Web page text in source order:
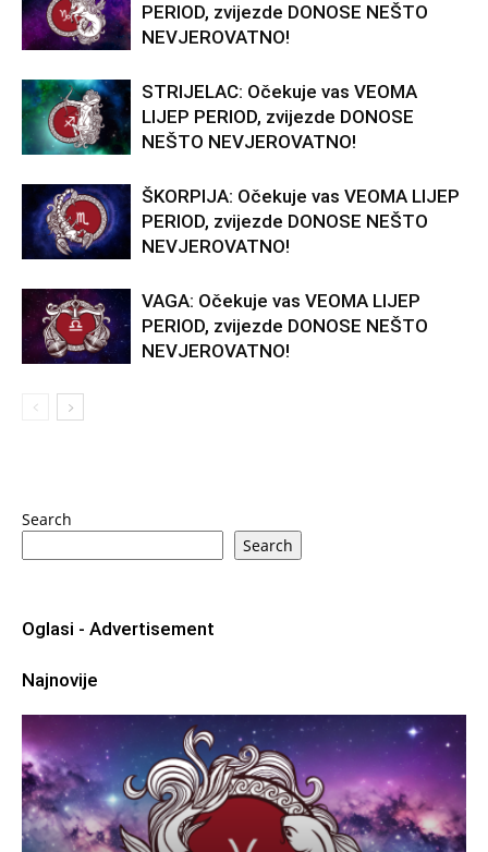
PERIOD, zvijezde DONOSE NEŠTO
NEVJEROVATNO!
STRIJELAC: Očekuje vas VEOMA
LIJEP PERIOD, zvijezde DONOSE
NEŠTO NEVJEROVATNO!
ŠKORPIJA: Očekuje vas VEOMA LIJEP
PERIOD, zvijezde DONOSE NEŠTO
NEVJEROVATNO!
VAGA: Očekuje vas VEOMA LIJEP
PERIOD, zvijezde DONOSE NEŠTO
NEVJEROVATNO!
Search
Search
Oglasi - Advertisement
Najnovije